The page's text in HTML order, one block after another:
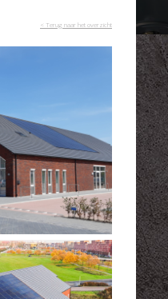
< Terug naar het overzicht